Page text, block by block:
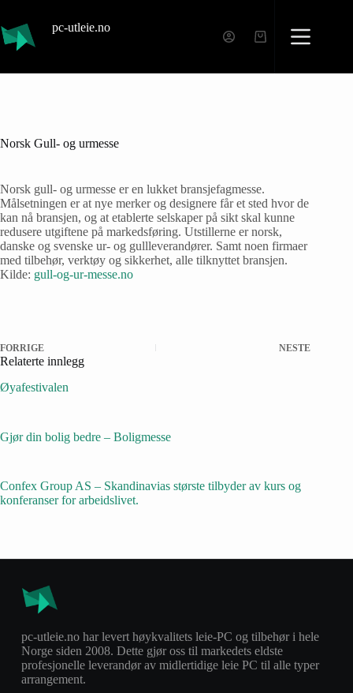
pc-utleie.no
Norsk Gull- og urmesse
Norsk gull- og urmesse er en lukket bransjefagmesse.
Målsetningen er at nye merker og designere får et sted hvor de
kan nå bransjen, og at etablerte selskaper på sikt skal kunne
redusere utgiftene på markedsføring. Utstillerne er norsk,
danske og svenske ur- og gullleverandører. Samt noen firmaer
med tilbehør, verktøy og sikkerhet, alle tilknyttet bransjen.
Kilde: gull-og-ur-messe.no
FORRIGE NESTE
Relaterte innlegg
Øyafestivalen
Gjør din bolig bedre – Boligmesse
Confex Group AS – Skandinavias største tilbyder av kurs og
konferanser for arbeidslivet.
pc-utleie.no har levert høykvalitets leie-PC og tilbehør i hele
Norge siden 2008. Dette gjør oss til markedets eldste
profesjonelle leverandør av midlertidige leie PC til alle typer
arrangement.